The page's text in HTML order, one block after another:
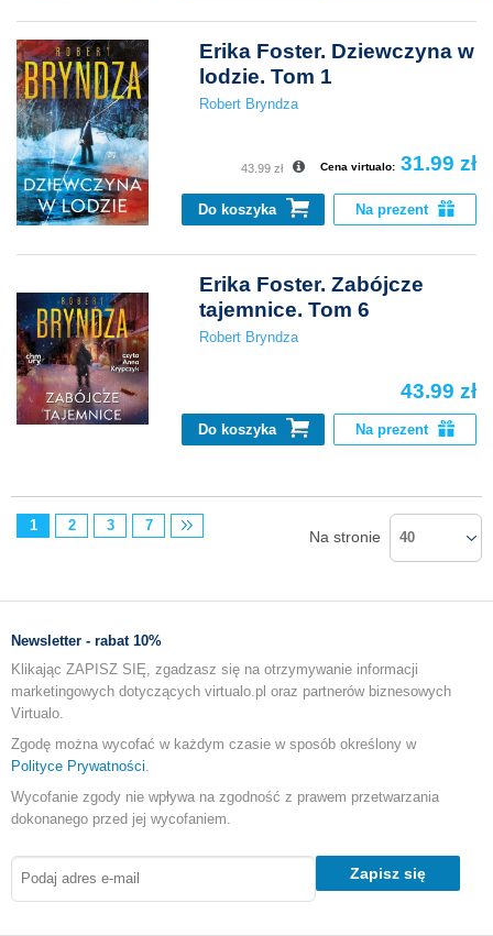
Erika Foster. Dziewczyna w
lodzie. Tom 1
Robert Bryndza
Cena virtualo: 31.99 zł
43.99 zł
Do koszyka Na prezent
Erika Foster. Zabójcze
tajemnice. Tom 6
Robert Bryndza
43.99 zł
Do koszyka Na prezent
1 2 3 7
Na stronie 40
Newsletter - rabat 10%
Klikając ZAPISZ SIĘ, zgadzasz się na otrzymywanie informacji
marketingowych dotyczących virtualo.pl oraz partnerów biznesowych
Virtualo.
Zgodę można wycofać w każdym czasie w sposób określony w
Polityce Prywatności
Wycofanie zgody nie wpływa na zgodność z prawem przetwarzania
dokonanego przed jej wycofaniem.
Zapisz się